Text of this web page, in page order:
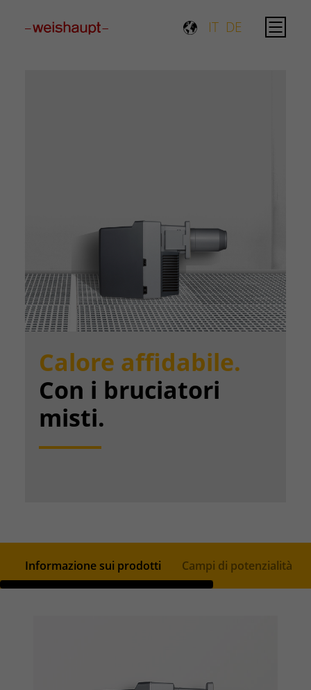
IT DE
Calore affidabile.
Con i bruciatori
misti.
Informazione sui prodotti Campi di potenzialità